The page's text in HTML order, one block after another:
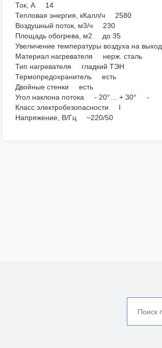
Ток, А 14
Тепловая энергия, кКалл/ч 2580
Воздушный поток, м3/ч 230
Площадь обогрева, м2 до 35
Увеличение температуры воздуха на
Материал нагревателя нерж. сталь
Тип нагревателя гладкий ТЭН
Термопредохранитель есть
Двойные стенки есть
Угол наклона потока - 20°… + 30° -
Класс электробезопасности I
Напряжение, В/Гц ~220/50